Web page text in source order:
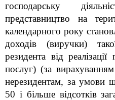
господарську
представництво на
календарного року
доходів (виручки)
резидента від реалізації
послуг) (за
нерезидентам, за умови
50 і більше відсотків